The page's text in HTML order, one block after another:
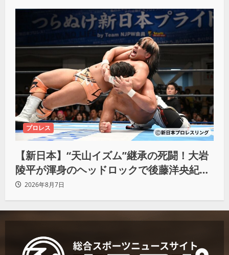
プロレス
【新日本】“天山イズム”継承の死闘！大岩
陵平が渾身のヘッドロックで後藤洋央紀か
らタップ奪取 執念の「リベンジ＆4勝目」
2026年8月7日